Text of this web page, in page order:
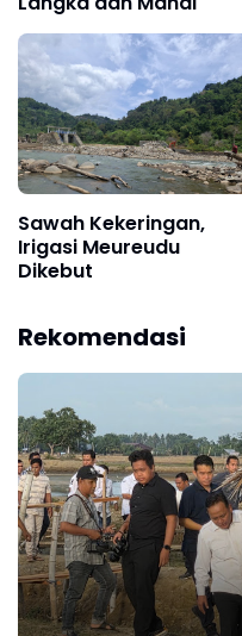
Sawah Kekeringan,
Irigasi Meureudu
Dikebut
Rekomendasi